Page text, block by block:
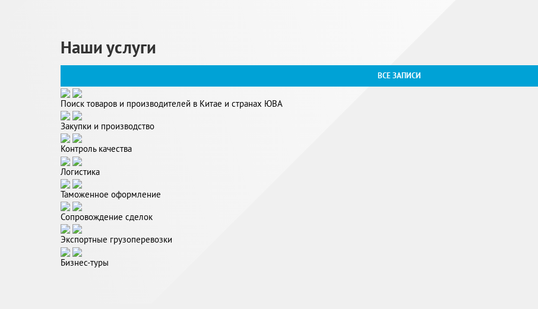
Наши услуги
ВСЕ ЗАПИСИ
Поиск товаров и производителей в Китае и странах ЮВА
Закупки и производство
Контроль качества
Логистика
Таможенное оформление
Сопровождение сделок
Экспортные грузоперевозки
Бизнес-туры